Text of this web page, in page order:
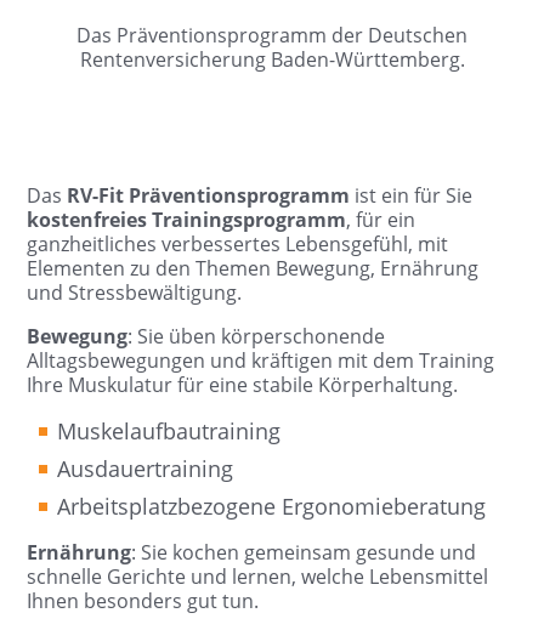
Das Präventionsprogramm der Deutschen
Rentenversicherung Baden-Württemberg.
Das RV-Fit Präventionsprogramm ist ein für Sie
kostenfreies Trainingsprogramm, für ein
ganzheitliches verbessertes Lebensgefühl, mit
Elementen zu den Themen Bewegung, Ernährung
und Stressbewältigung.
Bewegung: Sie üben körperschonende
Alltagsbewegungen und kräftigen mit dem Training
Ihre Muskulatur für eine stabile Körperhaltung.
Muskelaufbautraining
Ausdauertraining
Arbeitsplatzbezogene Ergonomieberatung
Ernährung: Sie kochen gemeinsam gesunde und
schnelle Gerichte und lernen, welche Lebensmittel
Ihnen besonders gut tun.